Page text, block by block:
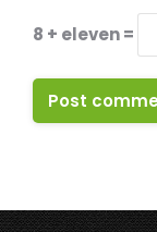
8 + eleven =
Post